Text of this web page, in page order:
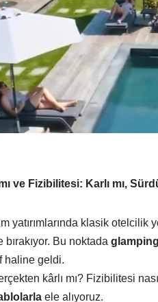
ve Fizibilitesi: Karlı mı,
yatırımlarında klasik otelcilik
bırakıyor. Bu noktada glamping
haline geldi.
kârlı mı? Fizibilitesi
ele alıyoruz.